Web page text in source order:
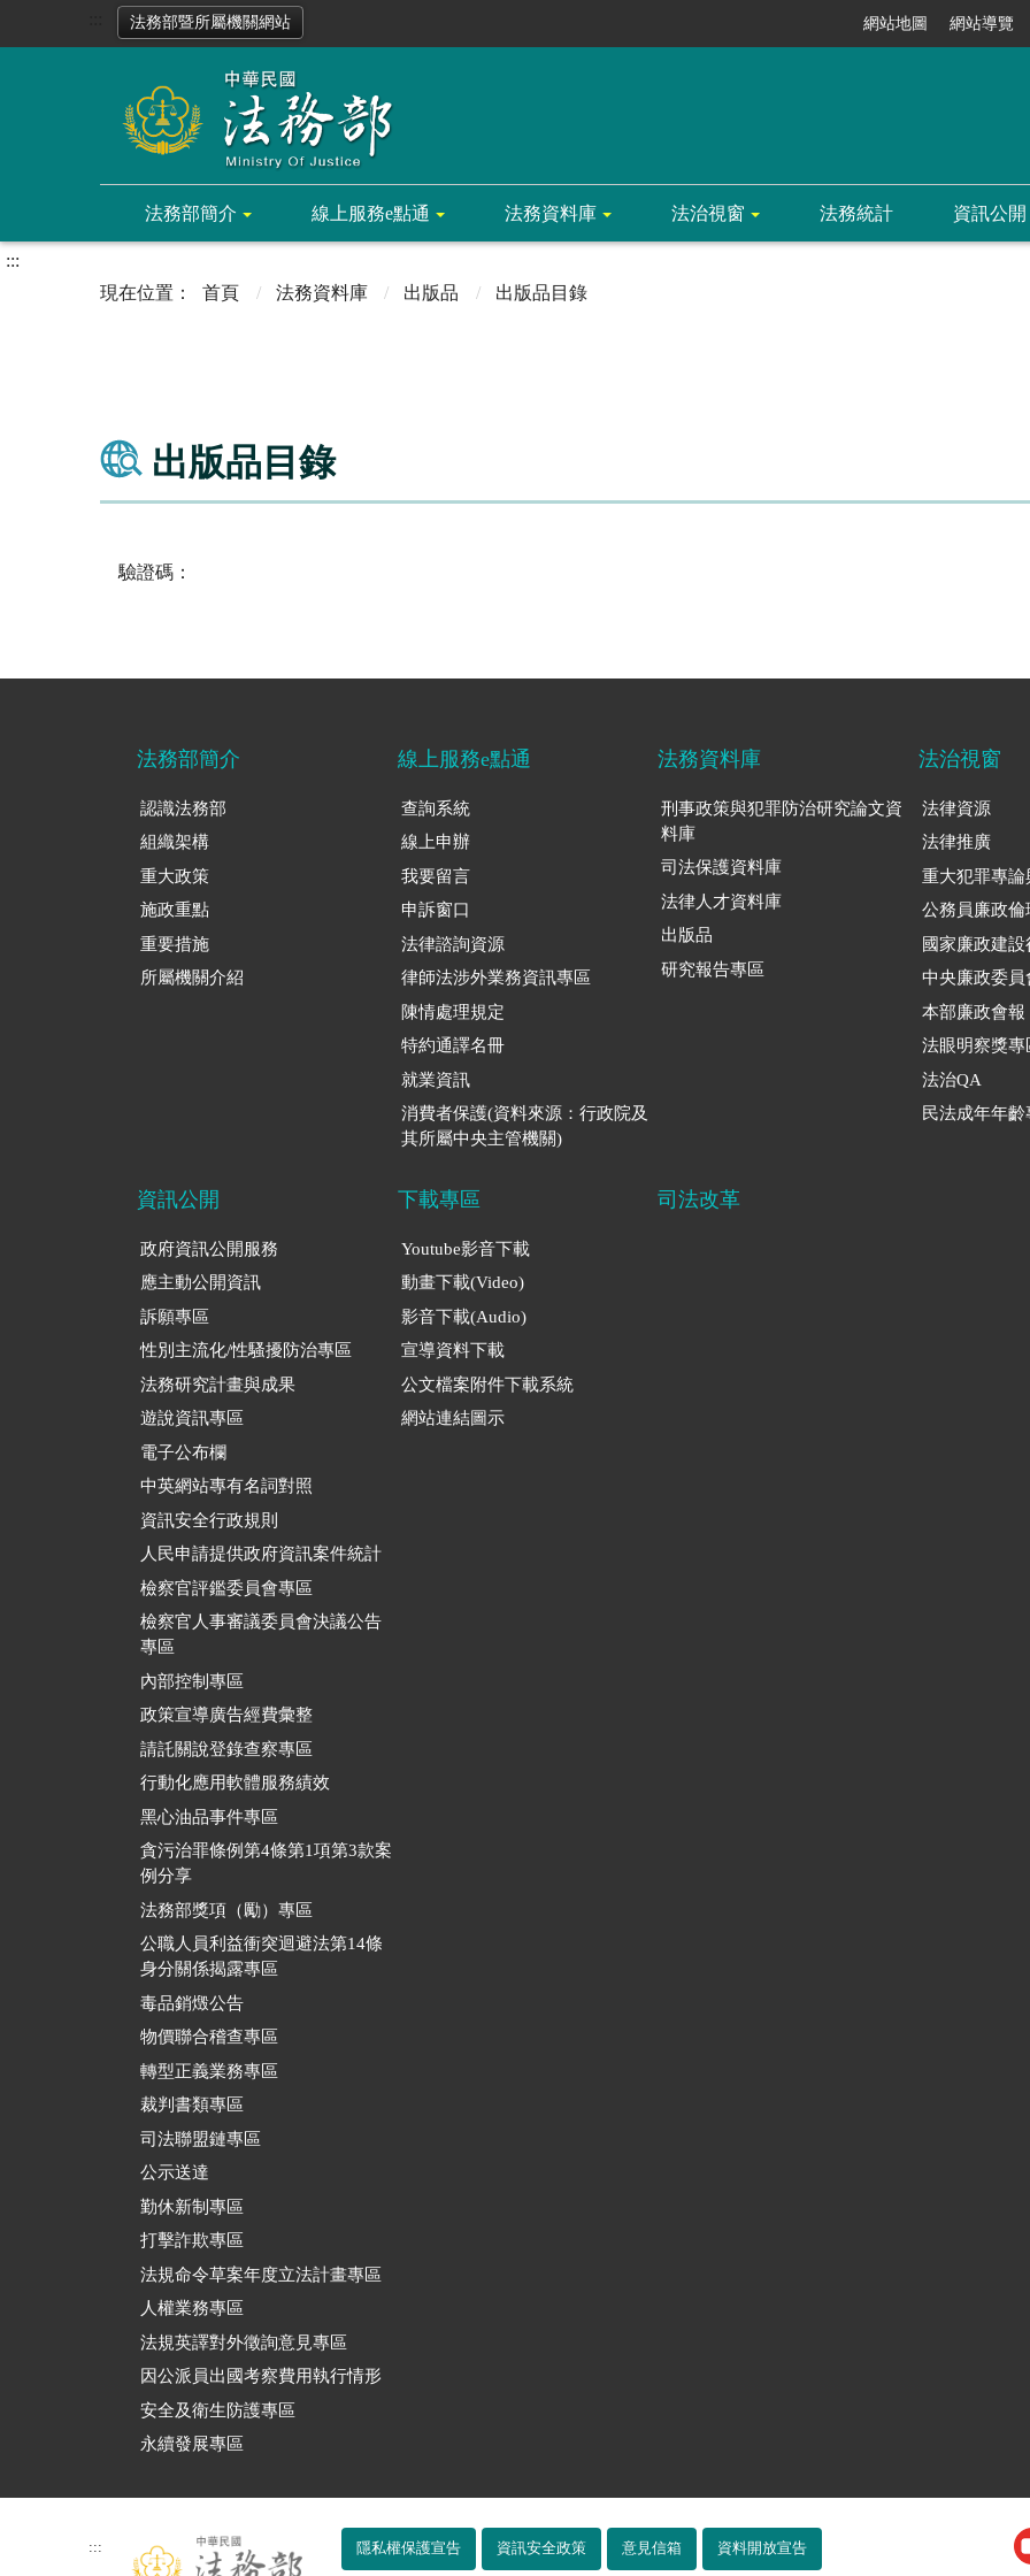
法務部暨所屬機關網站 網站地圖 網站導覽
法務部簡介 線上服務e點通 法務資料庫 法治視窗 法務統計 資訊公開
:::
首頁
法務資料庫 出版品 出版品目錄
出版品目錄
驗證碼：
法務部簡介
認識法務部
組織架構
重大政策
施政重點
重要措施
所屬機關介紹
線上服務e點通
查詢系統
線上申辦
我要留言
申訴窗口
法律諮詢資源
律師法涉外業務資訊專區
陳情處理規定
特約通譯名冊
就業資訊
消費者保護(資料來源：行政院及
其所屬中央主管機關)
法務資料庫
刑事政策與犯罪防治研究論文資
料庫
司法保護資料庫
法律人才資料庫
出版品
研究報告專區
法治視窗
法律資源
法律推廣
重大犯罪專論
公務員廉政倫
國家廉政建
中央廉政委員
本部廉政會報
法眼明察獎專
法治QA
民法成年年齡
資訊公開
政府資訊公開服務
應主動公開資訊
訴願專區
性別主流化/性騷擾防治專區
法務研究計畫與成果
遊說資訊專區
電子公布欄
中英網站專有名詞對照
資訊安全行政規則
人民申請提供政府資訊案件統計
檢察官評鑑委員會專區
檢察官人事審議委員會決議公告
專區
內部控制專區
政策宣導廣告經費彙整
請託關說登錄查察專區
行動化應用軟體服務績效
黑心油品事件專區
貪污治罪條例第4條第1項第3款案
例分享
法務部獎項（勵）專區
公職人員利益衝突迴避法第14條
身分關係揭露專區
毒品銷燬公告
物價聯合稽查專區
轉型正義業務專區
裁判書類專區
司法聯盟鏈專區
公示送達
勤休新制專區
打擊詐欺專區
法規命令草案年度立法計畫專區
人權業務專區
法規英譯對外徵詢意見專區
因公派員出國考察費用執行情形
安全及衛生防護專區
永續發展專區
下載專區
Youtube影音下載
動畫下載(Video)
影音下載(Audio)
宣導資料下載
公文檔案附件下載系統
網站連結圖示
司法改革
::: 隱私權保護宣告 資訊安全政策 意見信箱 資料開放宣告